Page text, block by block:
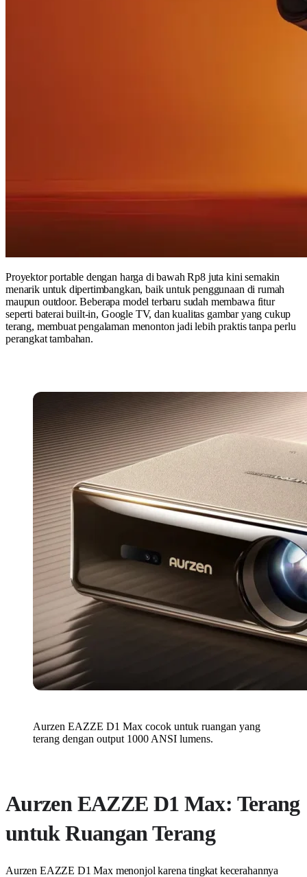
Proyektor portable dengan harga di bawah Rp8 juta kini semakin
menarik untuk dipertimbangkan, baik untuk penggunaan di rumah
maupun outdoor. Beberapa model terbaru sudah membawa fitur
seperti baterai built-in, Google TV, dan kualitas gambar yang cukup
terang, membuat pengalaman menonton jadi lebih praktis tanpa perlu
perangkat tambahan.
Aurzen EAZZE D1 Max cocok untuk ruangan yang
terang dengan output 1000 ANSI lumens.
Aurzen EAZZE D1 Max: Terang
untuk Ruangan Terang
Aurzen EAZZE D1 Max menonjol karena tingkat kecerahannya